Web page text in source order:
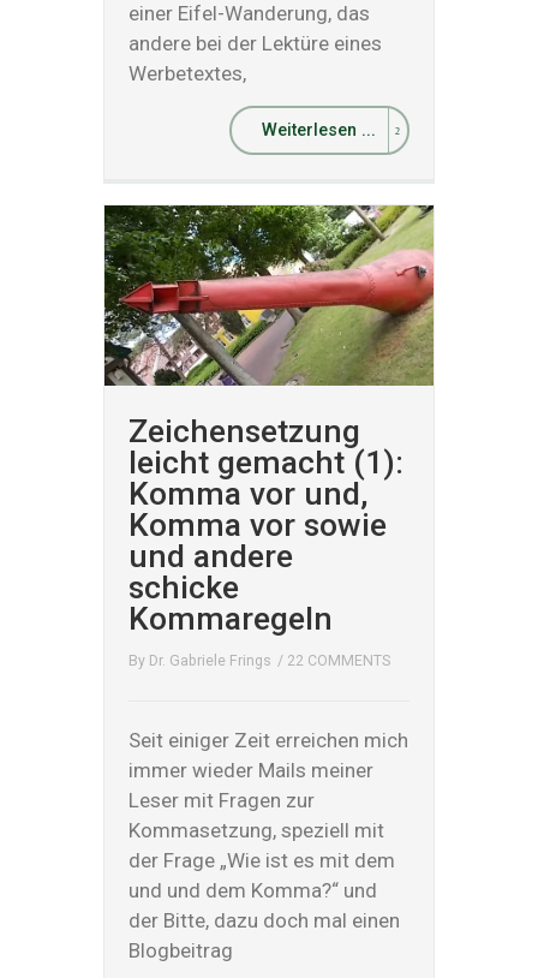
einer Eifel-Wanderung, das
andere bei der Lektüre eines
Werbetextes,
Weiterlesen ...
Zeichensetzung
leicht gemacht (1):
Komma vor und,
Komma vor sowie
und andere
schicke
Kommaregeln
By Dr. Gabriele Frings / 22 COMMENTS
Seit einiger Zeit erreichen mich
immer wieder Mails meiner
Leser mit Fragen zur
Kommasetzung, speziell mit
der Frage „Wie ist es mit dem
und und dem Komma?“ und
der Bitte, dazu doch mal einen
Blogbeitrag